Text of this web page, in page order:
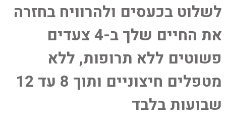
לשלוט בכעסים ולהרוויח בחזרה
את החיים שלך ב-4 צעדים
פשוטים ללא תרופות, ללא
מטפלים חיצוניים ותוך 8 עד 12
שבועות בלבד